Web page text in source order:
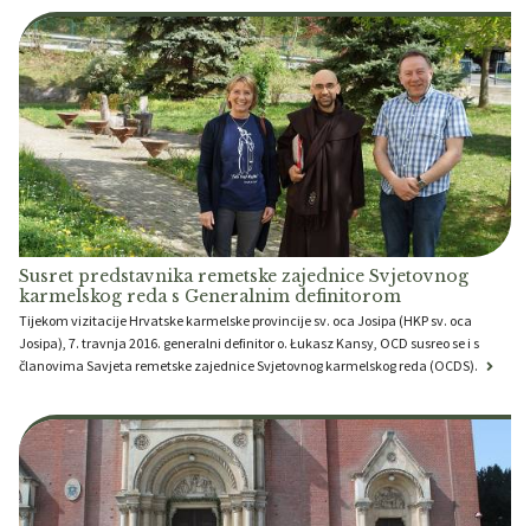
Susret predstavnika remetske zajednice Svjetovnog
karmelskog reda s Generalnim definitorom
Tijekom vizitacije Hrvatske karmelske provincije sv. oca Josipa (HKP sv. oca
Josipa), 7. travnja 2016. generalni definitor o. Łukasz Kansy, OCD susreo se i s
članovima Savjeta remetske zajednice Svjetovnog karmelskog reda (OCDS).